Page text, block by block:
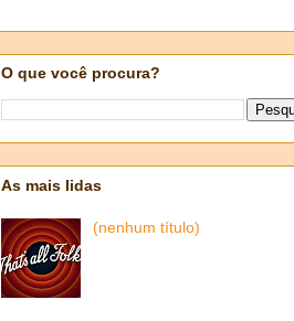
O que você procura?
As mais lidas
(nenhum título)